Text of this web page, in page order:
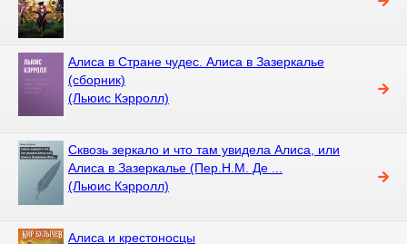
Алиса в Стране чудес. Алиса в Зазеркалье
(сборник)
(Льюис Кэрролл)
Сквозь зеркало и что там увидела Алиса, или
Алиса в Зазеркалье (Пер.Н.М. Де ...
(Льюис Кэрролл)
Алиса и крестоносцы